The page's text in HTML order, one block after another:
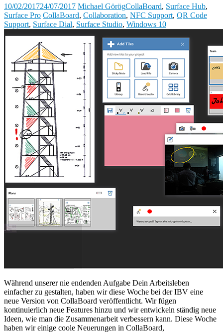
10/02/201724/07/2017 Michael GörögCollaBoard, Surface Hub,
Surface Pro CollaBoard, Collaboration, NFC Support, QR Code
Support, Surface Dial, Surface Studio, Windows 10
Während unserer nie endenden Aufgabe Dein Arbeitsleben
einfacher zu gestalten, haben wir diese Woche bei der IBV eine
neue Version von CollaBoard veröffentlicht. Wir fügen
kontinuierlich neue Features hinzu und wir entwickeln ständig neue
Ideen, wie man die Zusammenarbeit verbessern kann. Diese Woche
haben wir einige coole Neuerungen in CollaBoard,